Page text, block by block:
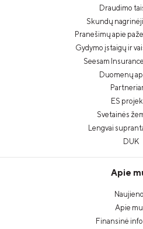
Draudimo
Skundų
Pranešimų apie
Gydymo įstaigų ir
Seesam
Duomenų
ES
Svetainės
Lengvai
DUK
Apie
Apie
Finansinė